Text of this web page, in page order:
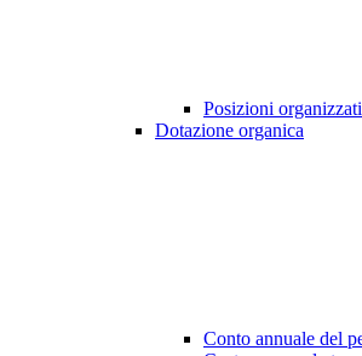
Posizioni
Dotazione organica
Conto annuale del